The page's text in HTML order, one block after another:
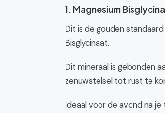
1. Magnesium
Dit is de gouden
Bisglycinaat.
Dit mineraal is gebonden
zenuwstelsel tot rust te
Ideaal voor de avond na